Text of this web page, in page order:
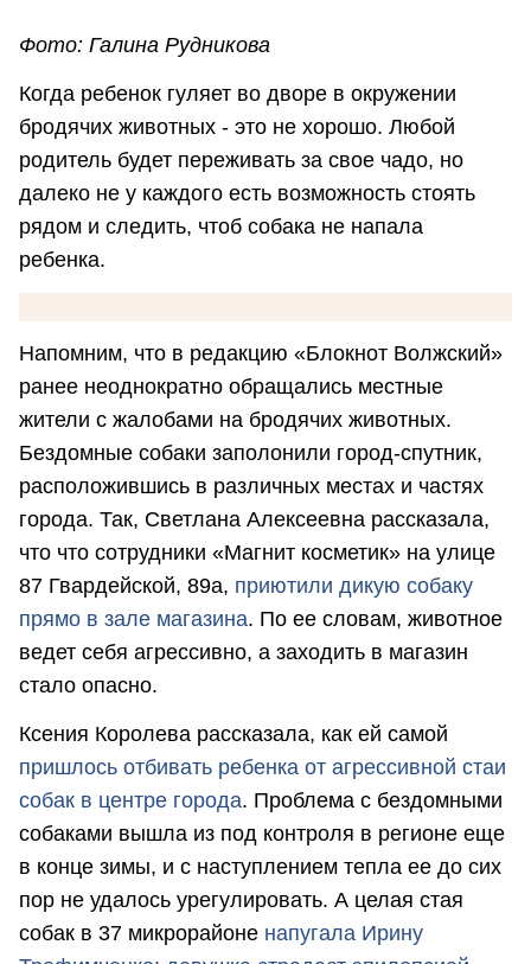
Фото: Галина Рудникова
Когда ребенок гуляет во дворе в окружении
бродячих животных - это не хорошо. Любой
родитель будет переживать за свое чадо, но
далеко не у каждого есть возможность стоять
рядом и следить, чтоб собака не напала
ребенка.
Напомним, что в редакцию «Блокнот Волжский»
ранее неоднократно обращались местные
жители с жалобами на бродячих животных.
Бездомные собаки заполонили город-спутник,
расположившись в различных местах и частях
города. Так, Светлана Алексеевна рассказала,
что что сотрудники «Магнит косметик» на улице
87 Гвардейской, 89а, приютили дикую собаку
прямо в зале магазина. По ее словам, животное
ведет себя агрессивно, а заходить в магазин
стало опасно.
Ксения Королева рассказала, как ей самой
пришлось отбивать ребенка от агрессивной стаи
собак в центре города. Проблема с бездомными
собаками вышла из под контроля в регионе еще
в конце зимы, и с наступлением тепла ее до сих
пор не удалось урегулировать. А целая стая
собак в 37 микрорайоне напугала Ирину